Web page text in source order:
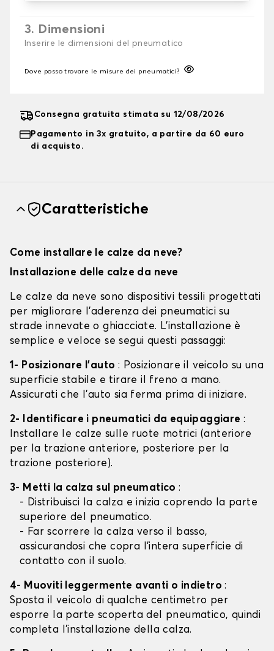
3. Dimensioni
Inserire le dimensioni del pneumatico
Dove posso trovare le misure dei pneumatici?
Consegna gratuita stimata su 12/08/2026
Pagamento in 3x gratuito, a partire da 60 euro
di acquisto.
Caratteristiche
Come installare le calze da neve?
Installazione delle calze da neve
Le calze da neve sono dispositivi tessili progettati
per migliorare l'aderenza dei pneumatici su
strade innevate o ghiacciate. L'installazione è
semplice e veloce se segui questi passaggi:
1- Posizionare l'auto : Posizionare il veicolo su una
superficie stabile e tirare il freno a mano.
Assicurati che l'auto sia ferma prima di iniziare.
2- Identificare i pneumatici da equipaggiare :
Installare le calze sulle ruote motrici (anteriore
per la trazione anteriore, posteriore per la
trazione posteriore).
3- Metti la calza sul pneumatico:
- Distribuisci la calza e inizia coprendo la parte
superiore del pneumatico.
- Far scorrere la calza verso il basso,
assicurandosi che copra l'intera superficie di
contatto con il suolo.
4- Muoviti leggermente avanti o indietro:
Sposta il veicolo di qualche centimetro per
esporre la parte scoperta del pneumatico, quindi
completa l'installazione della calza.